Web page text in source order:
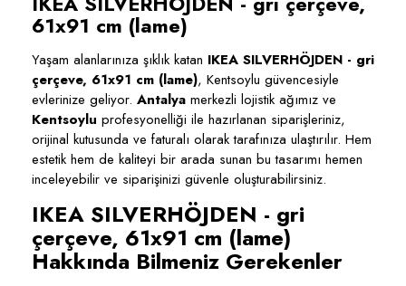
61x91 cm (lame)
Yaşam alanlarınıza şıklık katan IKEA SILVERHÖJDEN - gri
çerçeve, 61x91 cm (lame), Kentsoylu güvencesiyle
evlerinize geliyor. Antalya merkezli lojistik ağımız ve
Kentsoylu profesyonelliği ile hazırlanan siparişleriniz,
orijinal kutusunda ve faturalı olarak tarafınıza ulaştırılır. Hem
estetik hem de kaliteyi bir arada sunan bu tasarımı hemen
inceleyebilir ve siparişinizi güvenle oluşturabilirsiniz.
IKEA SILVERHÖJDEN - gri
çerçeve, 61x91 cm (lame)
Hakkında Bilmeniz Gerekenler